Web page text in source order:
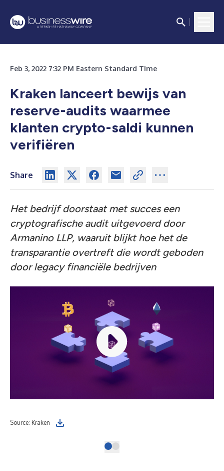
Feb 3, 2022 7:32 PM Eastern Standard Time
Kraken lanceert bewijs van
reserve-audits waarmee
klanten crypto-saldi kunnen
verifiëren
Share
Het bedrijf doorstaat met succes een
cryptografische audit uitgevoerd door
Armanino LLP, waaruit blijkt hoe het de
transparantie overtreft die wordt geboden
door legacy financiële bedrijven
Source: Kraken